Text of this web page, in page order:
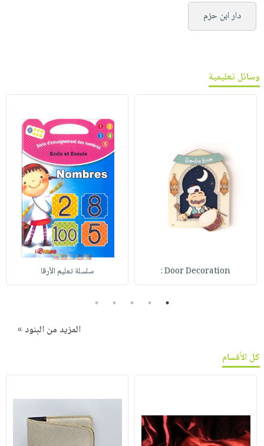
دار ابن حزم
وسائل تعليمية
Door Decoration : سلسلة تعليم الأرقا
1
2
3
4
5
المزيد من البنود »
كل الأقسام